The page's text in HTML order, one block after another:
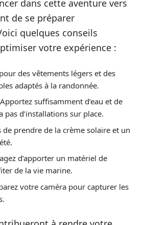
dans cette aventure vers
de se préparer
quelques conseils
votre expérience :
des vêtements légers et des
adaptés à la randonnée.
Apportez suffisamment d’eau et de
pas d’installations sur place.
de prendre de la crème solaire et un
d’apporter un matériel de
de la vie marine.
votre caméra pour capturer les